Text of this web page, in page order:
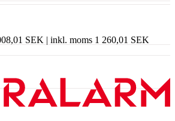
SEK | inkl. moms 1 260,01 SEK